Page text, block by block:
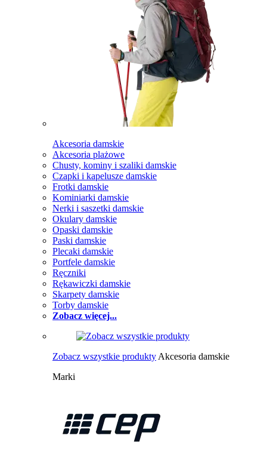
Akcesoria damskie
Akcesoria plażowe
Chusty, kominy i szaliki damskie
Czapki i kapelusze damskie
Frotki damskie
Kominiarki damskie
Nerki i saszetki damskie
Okulary damskie
Opaski damskie
Paski damskie
Plecaki damskie
Portfele damskie
Ręczniki
Rękawiczki damskie
Skarpety damskie
Torby damskie
Zobacz więcej...
Zobacz wszystkie produkty Akcesoria damskie
Marki